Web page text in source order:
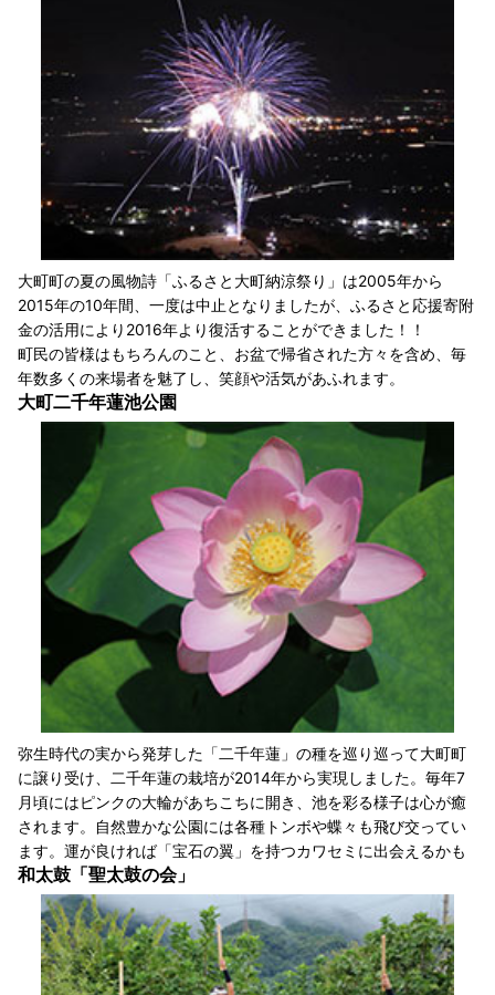
大町町の夏の風物詩「ふるさと大町納涼祭り」は2005年から
2015年の10年間、一度は中止となりましたが、ふるさと応援寄附
金の活用により2016年より復活することができました！！
町民の皆様はもちろんのこと、お盆で帰省された方々を含め、毎
年数多くの来場者を魅了し、笑顔や活気があふれます。
大町二千年蓮池公園
弥生時代の実から発芽した「二千年蓮」の種を巡り巡って大町町
に譲り受け、二千年蓮の栽培が2014年から実現しました。毎年7
月頃にはピンクの大輪があちこちに開き、池を彩る様子は心が癒
されます。自然豊かな公園には各種トンボや蝶々も飛び交ってい
ます。運が良ければ「宝石の翼」を持つカワセミに出会えるかも
和太鼓「聖太鼓の会」